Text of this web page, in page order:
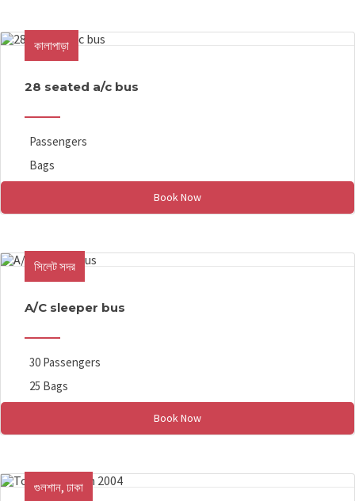
কালাপাড়া
28 seated a/c bus
Passengers
Bags
Book Now
সিলেট সদর
A/C sleeper bus
30 Passengers
25 Bags
Book Now
গুলশান, ঢাকা